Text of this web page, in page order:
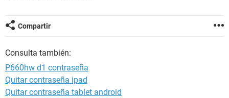
Compartir
Consulta también:
P660hw d1 contraseña
Quitar contraseña ipad
Quitar contraseña tablet android